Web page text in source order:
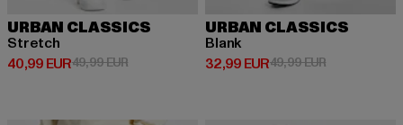
URBAN CLASSICS
Stretch
40,99 EUR
Derzeitiger Preis: 40,99 EUR
49,99 EURAktionspreis: 49,99 EUR
URBAN CLASSICS
Blank
32,99 EUR
Derzeitiger Preis: 32,99 EUR
49,99 EURAktionspreis: